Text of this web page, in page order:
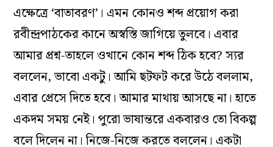
এক্ষেত্রে ‘বাতাবরণ’। এমন কোনও শব্দ প্রয়োগ করা
রবীন্দ্রপাঠকের কানে অস্বস্তি জাগিয়ে তুলবে। এবার
আমার প্রশ্ন-তাহলে ওখানে কোন শব্দ ঠিক হবে? স‌্যর
বললেন, ভাবো একটু। আমি ছটফট করে উঠে বললাম,
এবার প্রেসে দিতে হবে। আমার মাথায় আসছে না। হাতে
একদম সময় নেই। পুরো ভাষান্তরে একবারও তো বিকল্প
বলে দিলেন না। নিজে-নিজে করতে বললেন। একটা